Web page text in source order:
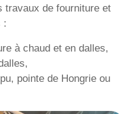
travaux de fourniture et
:
à chaud et en dalles,
pointe de Hongrie ou